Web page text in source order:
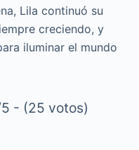
Lila continuó su
creciendo, y
iluminar el mundo
- (25 votos)